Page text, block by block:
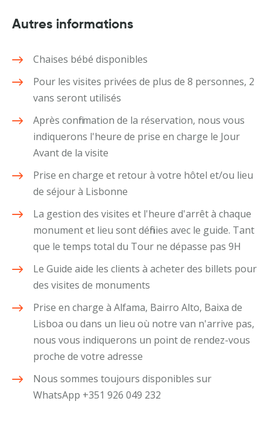
Autres informations
Chaises bébé disponibles
Pour les visites privées de plus de 8 personnes, 2
vans seront utilisés
Après confirmation de la réservation, nous vous
indiquerons l'heure de prise en charge le Jour
Avant de la visite
Prise en charge et retour à votre hôtel et/ou lieu
de séjour à Lisbonne
La gestion des visites et l'heure d'arrêt à chaque
monument et lieu sont définies avec le guide. Tant
que le temps total du Tour ne dépasse pas 9H
Le Guide aide les clients à acheter des billets pour
des visites de monuments
Prise en charge à Alfama, Bairro Alto, Baixa de
Lisboa ou dans un lieu où notre van n'arrive pas,
nous vous indiquerons un point de rendez-vous
proche de votre adresse
Nous sommes toujours disponibles sur
WhatsApp +351 926 049 232